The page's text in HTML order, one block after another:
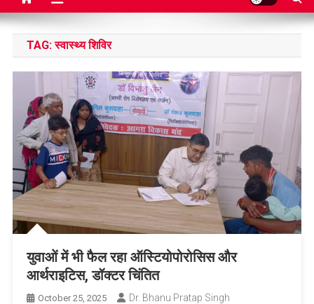
TAG:स्वास्थ्य शिविर
युवाओं में भी फैल रहा ऑस्टियोपोरोसिस और
आर्थराइटिस, डॉक्टर चिंतित
October 25, 2025 Dr. Bhanu Pratap Singh